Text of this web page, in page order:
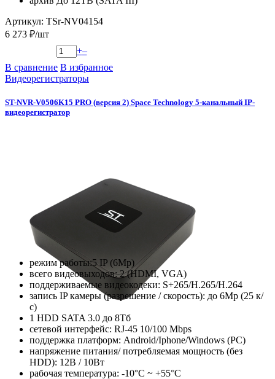
Артикул: TSr-NV04154
6 273 ₽/шт
+–
В сравнение В избранное
Видеорегистраторы
ST-NVR-V0506K15 PRO (версия 2) Space Technology 5-канальный IP-
видеорегистратор
режим работы:5 IP (6Mp)
всего видеовыходов: 2 (HDMI, VGA)
поддерживаемые видеокодеки: S+265/H.265/H.264
запись IP камеры (разрешение / скорость): до 6Mp (25 к/
с)
1 HDD SATA 3.0 до 8Тб
сетевой интерфейс: RJ-45 10/100 Mbps
поддержка платформ: Android/Iphone/Windows (PC)
напряжение питания/ потребляемая мощность (без
HDD): 12В / 10Вт
рабочая температура: -10°C ~ +55°C